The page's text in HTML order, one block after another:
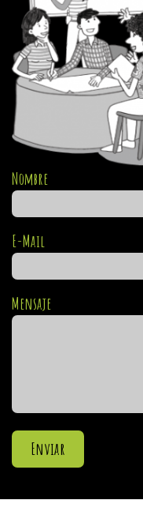
Nombre
E-Mail
Mensaje